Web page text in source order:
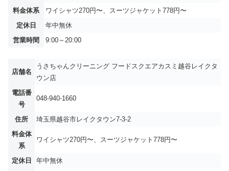
料金体系
ワイシャツ270円〜、スーツジャケット778円〜
定休日
年中無休
営業時間
9:00～20:00
店舗名
うさちゃんクリーニング フードスクエアカスミ越谷レイクタ
ウン店
電話番
号
048-940-1660
住所
埼玉県越谷市レイクタウン7-3-2
料金体
系
ワイシャツ270円〜、スーツジャケット778円〜
定休日
年中無休